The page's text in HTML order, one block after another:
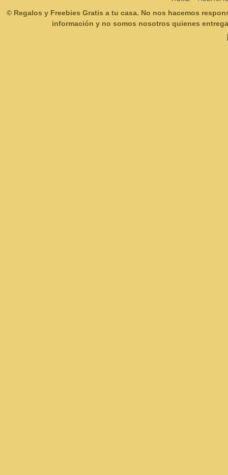
© Regalos y Freebies Gratis a tu casa. No nos hacemos
información y no somos nosotros quienes